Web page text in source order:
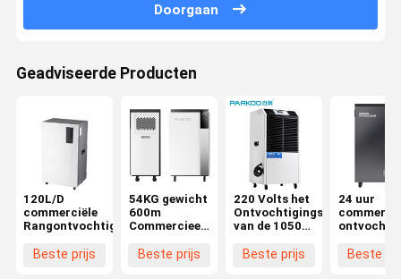
Doorgaan
Geadviseerde Producten
120L/D
commerciële
Rangontvochtigingstoestel
Beste prijs
54KG gewicht
600m
Commercieel
Ontvochtigingstoestel
Beste prijs
220 Volts het
Ontvochtigingstoestel
van de 1050
Commerciële
Beste prijs
24 uur
dekking
Beste